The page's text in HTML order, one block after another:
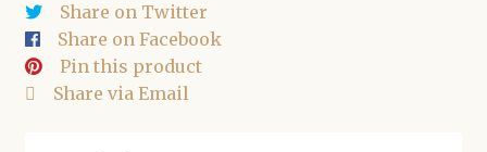
tendre,
polygone
20
mm
Share on Twitter
Share on Facebook
Pin this product
Share via Email